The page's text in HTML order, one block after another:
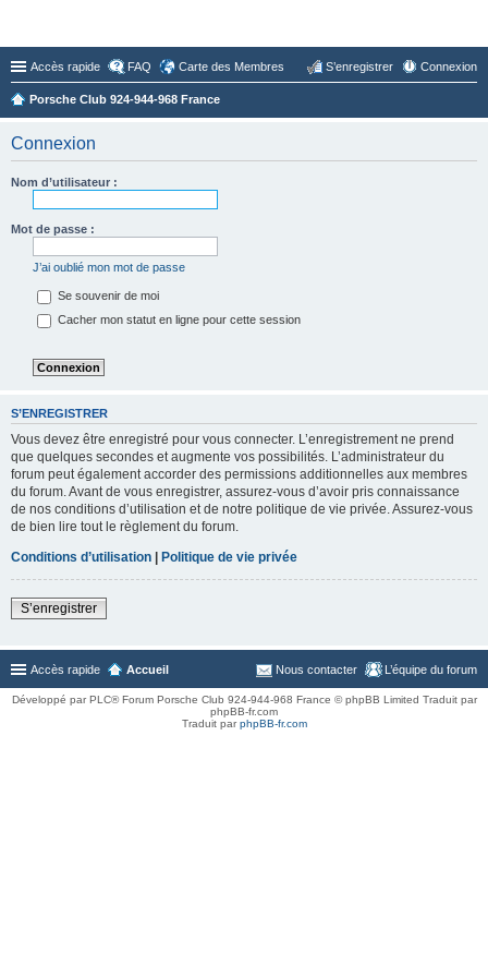
Accès rapide FAQ Carte des Membres Connexion
S’enregistrer
Porsche Club 924-944-968 France
Connexion
Nom d’utilisateur :
Mot de passe :
J’ai oublié mon mot de passe
Se souvenir de moi
Cacher mon statut en ligne pour cette session
S’ENREGISTRER
Vous devez être enregistré pour vous connecter. L’enregistrement ne prend
que quelques secondes et augmente vos possibilités. L’administrateur du
forum peut également accorder des permissions additionnelles aux membres
du forum. Avant de vous enregistrer, assurez-vous d’avoir pris connaissance
de nos conditions d’utilisation et de notre politique de vie privée. Assurez-vous
de bien lire tout le règlement du forum.
Conditions d’utilisation | Politique de vie privée
S’enregistrer
Accès rapide Accueil L’équipe du forum
Nous contacter
Développé par PLC® Forum Porsche Club 924-944-968 France © phpBB Limited Traduit par
phpBB-fr.com
Traduit parphpBB-fr.com